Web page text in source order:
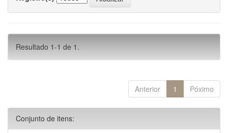
Resultado 1-1 de 1.
Anterior 1 Póximo
Conjunto de itens: